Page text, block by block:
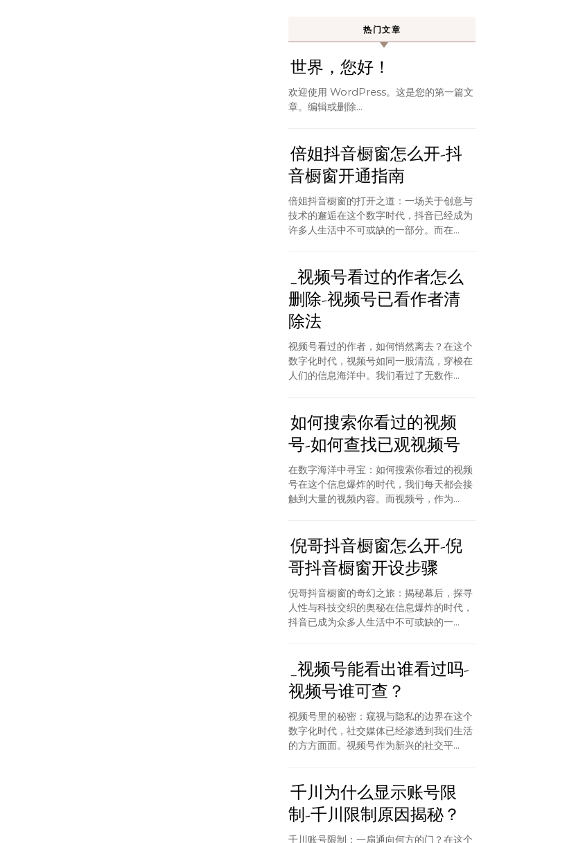
热门文章
世界，您好！
欢迎使用 WordPress。这是您的第一篇文
章。编辑或删除…
倍姐抖音橱窗怎么开-抖
音橱窗开通指南
倍姐抖音橱窗的打开之道：一场关于创意与
技术的邂逅在这个数字时代，抖音已经成为
许多人生活中不可或缺的一部分。而在...
_视频号看过的作者怎么
删除-视频号已看作者清
除法
视频号看过的作者，如何悄然离去？在这个
数字化时代，视频号如同一股清流，穿梭在
人们的信息海洋中。我们看过了无数作...
如何搜索你看过的视频
号-如何查找已观视频号
在数字海洋中寻宝：如何搜索你看过的视频
号在这个信息爆炸的时代，我们每天都会接
触到大量的视频内容。而视频号，作为...
倪哥抖音橱窗怎么开-倪
哥抖音橱窗开设步骤
倪哥抖音橱窗的奇幻之旅：揭秘幕后，探寻
人性与科技交织的奥秘在信息爆炸的时代，
抖音已成为众多人生活中不可或缺的一...
_视频号能看出谁看过吗-
视频号谁可查？
视频号里的秘密：窥视与隐私的边界在这个
数字化时代，社交媒体已经渗透到我们生活
的方方面面。视频号作为新兴的社交平...
千川为什么显示账号限
制-千川限制原因揭秘？
千川账号限制：一扇通向何方的门？在这个